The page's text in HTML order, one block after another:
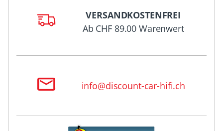
VERSANDKOSTENFREI
Ab CHF 89.00 Warenwert
info@discount-car-hifi.ch